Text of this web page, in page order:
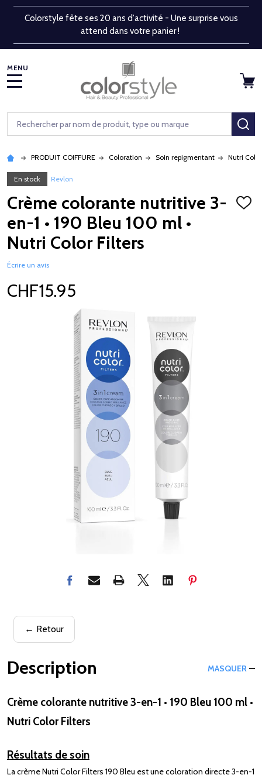
Colorstyle fête ses 20 ans d'activité - Une surprise vous
attend dans votre panier !
Rechercher
PRODUIT COIFFURE Coloration Soin repigmentant Nutri Color
En stock Revlon
Crème colorante nutritive 3-
en-1 • 190 Bleu 100 ml •
Nutri Color Filters
Écrire un avis
CHF15.95
← Retour
Description MASQUER
Crème colorante nutritive 3-en-1 • 190 Bleu 100 ml •
Nutri Color Filters
Résultats de soin
La crème Nutri Color Filters 190 Bleu est une coloration directe 3-en-1